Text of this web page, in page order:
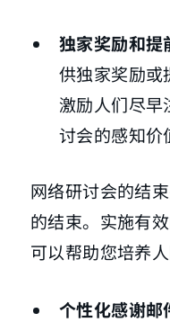
独家奖励和提
供独家奖励或
激励人们尽早
讨会的感知价
网络研讨会的结
的结束。实施有
可以帮助您培养
个性化感谢邮